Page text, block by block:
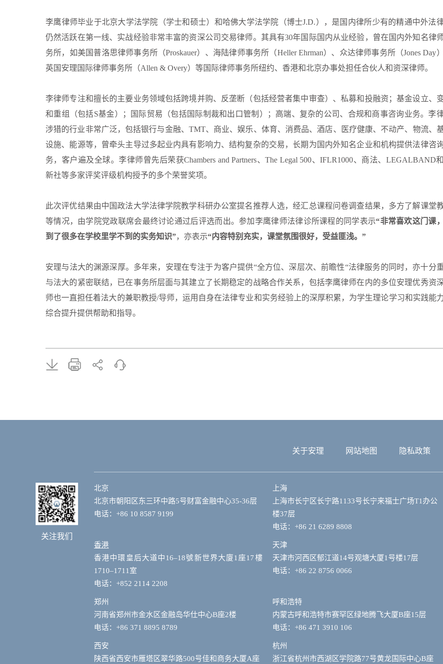
李鹰律师毕业于北京大学法学院（学士和硕士）和哈佛大学法学院（博士J.D.），是国内律所少有的精通中外法律
仍然活跃在第一线、实战经验非常丰富的资深公司交易律师。其具有30年国际国内从业经验，曾在国内外知名律
务所，如美国普洛思律师事务所（Proskauer）、海陆律师事务所（Heller Ehrman）、众达律师事务所（Jones Day
英国安理国际律师事务所（Allen & Overy）等国际律师事务所纽约、香港和北京办事处担任合伙人和资深律师。
李律师专注和擅长的主要业务领域包括跨境并购、反垄断（包括经营者集中审查）、私募和投融资；基金设立、
和重组（包括S基金）；国际贸易（包括国际制裁和出口管制）；高端、复杂的公司、合规和商事咨询业务。李
涉猎的行业非常广泛，包括银行与金融、TMT、商业、娱乐、体育、消费品、酒店、医疗健康、不动产、物流、
设施、能源等，曾牵头主导过多起业内具有影响力、结构复杂的交易，长期为国内外知名企业和机构提供法律咨
务，客户遍及全球。李律师曾先后荣获Chambers and Partners、The Legal 500、IFLR1000、商法、LEGALBAND
新社等多家评奖评级机构授予的多个荣誉奖项。
此次评优结果由中国政法大学法律学院教学科研办公室提名推荐人选，经汇总课程问卷调查结果，多方了解课堂
等情况，由学院党政联席会最终讨论通过后评选而出。参加李鹰律师法律诊所课程的同学表示“非常喜欢这门课
到了很多在学校里学不到的实务知识”，亦表示“内容特别充实，课堂氛围很好，受益匪浅。”
安理与法大的渊源深厚。多年来，安理在专注于为客户提供“全方位、深层次、前瞻性“法律服务的同时，亦十分
与法大的紧密联结，已在事务所层面与其建立了长期稳定的战略合作关系，包括李鹰律师在内的多位安理优秀资
师也一直担任着法大的兼职教授/导师，运用自身在法律专业和实务经验上的深厚积累，为学生理论学习和实践能
综合提升提供帮助和指导。
关于安理 网站地图 隐私政策
北京
北京市朝阳区东三环中路5号财富金融中心35-36层
电话：+86 10 8587 9199
上海
上海市长宁区长宁路1133号长宁来福士广场T1办公
楼37层
电话：+86 21 6289 8808
香港
香港中環皇后大道中16–18號新世界大廈1座17樓
1710–1711室
电话：+852 2114 2208
天津
天津市河西区郁江道14号观塘大厦1号楼17层
电话：+86 22 8756 0066
郑州
河南省郑州市金水区金融岛华仕中心B座2楼
电话：+86 371 8895 8789
呼和浩特
内蒙古呼和浩特市赛罕区绿地腾飞大厦B座15层
电话：+86 471 3910 106
西安
陕西省西安市雁塔区翠华路500号佳和商务大厦A座
杭州
浙江省杭州市西湖区学院路77号黄龙国际中心B座
关注我们